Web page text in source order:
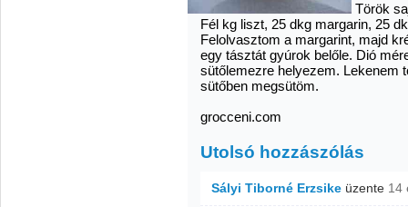
Török
Fél kg liszt, 25 dkg margarin, 25
Felolvasztom a margarint, majd
egy tásztát gyúrok belőle. Dió
sütőlemezre helyezem. Lekenem
sütőben megsütöm.
grocceni.com
Utolsó hozzászólás
Sályi Tiborné Erzsike üzente 14